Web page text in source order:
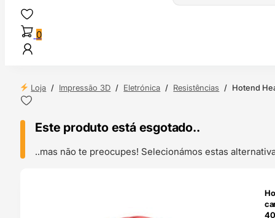
0
Loja / Impressão 3D / Eletrónica / Resistências / Hotend
Este produto está esgotado..
..mas não te preocupes! Selecionámos estas